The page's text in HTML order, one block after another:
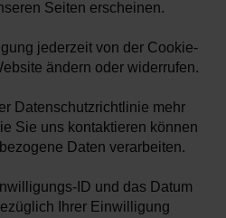
Seiten erscheinen.
jederzeit von der Cookie-
ändern oder widerrufen.
Datenschutzrichtlinie mehr
Sie uns kontaktieren können
Daten verarbeiten.
ID und das Datum
Ihrer Einwilligung